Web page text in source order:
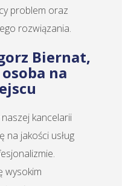
problem oraz
rozwiązania.
Biernat,
na
naszej kancelarii
na jakości usług
wysokim